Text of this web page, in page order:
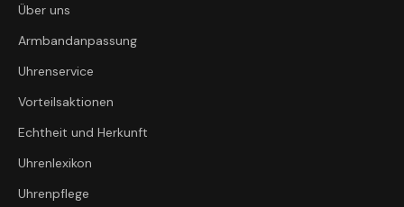
Über uns
Armbandanpassung
Uhrenservice
Vorteilsaktionen
Echtheit und Herkunft
Uhrenlexikon
Uhrenpflege